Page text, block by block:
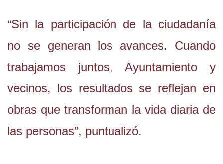
“Sin la participación de la ciudadanía
no se generan los avances. Cuando
trabajamos juntos, Ayuntamiento y
vecinos, los resultados se reflejan en
obras que transforman la vida diaria de
las personas”, puntualizó.